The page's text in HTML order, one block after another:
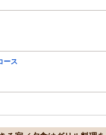
ース